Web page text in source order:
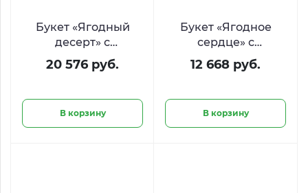
Букет «Ягодный
десерт» с
клубникой в
шоколаде,
малиной
20 576 руб.
В корзину
Букет «Ягодное
сердце» с
клубникой и
голубикой
12 668 руб.
В корзину